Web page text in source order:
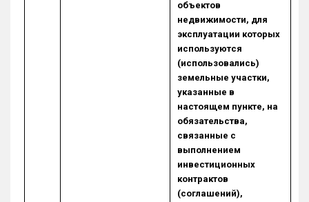
объектов
недвижимости, для
эксплуатации которых
используются
(использовались)
земельные участки,
указанные в
настоящем пункте, на
обязательства,
связанные с
выполнением
инвестиционных
контрактов
(соглашений),